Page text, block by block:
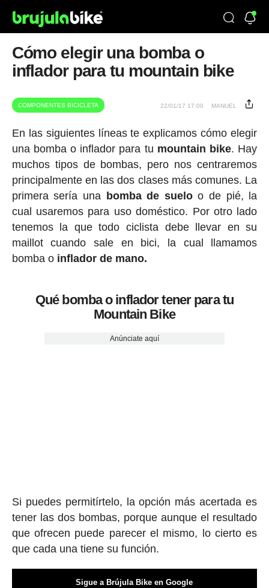
Cómo elegir una bomba o
inflador para tu mountain bike
COMPONENTES BICICLETA 22/01/17 17:00 MANUEL
En las siguientes líneas te explicamos cómo elegir
una bomba o inflador para tu mountain bike. Hay
muchos tipos de bombas, pero nos centraremos
principalmente en las dos clases más comunes. La
primera sería una bomba de sueloo de pié, la
cual usaremos para uso doméstico. Por otro lado
tenemos la que todo ciclista debe llevar en su
maillot cuando sale en bici, la cual llamamos
bomba o inflador de mano.
Qué bomba o inflador tener para tu
Mountain Bike
Anúnciate aquí
Si puedes permitírtelo, la opción más acertada es
tener las dos bombas, porque aunque el resultado
que ofrecen puede parecer el mismo, lo cierto es
que cada una tiene su función.
Sigue a Brújula Bike en Google